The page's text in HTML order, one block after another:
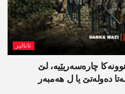
ئانالیز
چارەسەریێیە، لێ
دەولەتێ یا ل ھەمبەر